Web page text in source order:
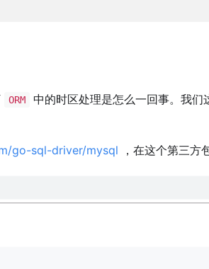
ORM 中的时区处理是怎么一回事。我们
go-sql-driver/mysql ，在这个第三方